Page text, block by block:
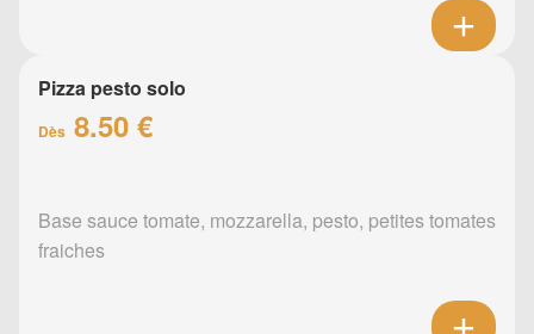
Pizza pesto solo
Dès 8.50 €
Base sauce tomate, mozzarella, pesto, petites tomates
fraiches